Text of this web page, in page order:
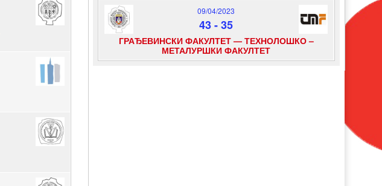
09/04/2023
43-35
ГРАЂЕВИНСКИ ФАКУЛТЕТ — ТЕХНОЛОШКО –
МЕТАЛУРШКИ ФАКУЛТЕТ